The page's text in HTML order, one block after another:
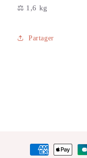
⚖️ 1,6 kg
Partager
Moyens